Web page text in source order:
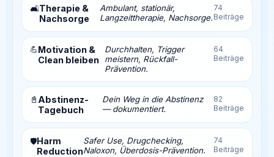
🛋️Therapie &
Nachsorge
Ambulant, stationär,
Langzeittherapie, Nachsorge.
74
Beiträge
💪Motivation &
Clean bleiben
Durchhalten, Trigger
meistern, Rückfall-
Prävention.
64
Beiträge
📓 Abstinenz-
Tagebuch
Dein Weg in die Abstinenz
— dokumentiert.
82
Beiträge
🛡️Harm
Reduction
Safer Use, Drugchecking,
Naloxon, Überdosis-Prävention.
74
Beiträge